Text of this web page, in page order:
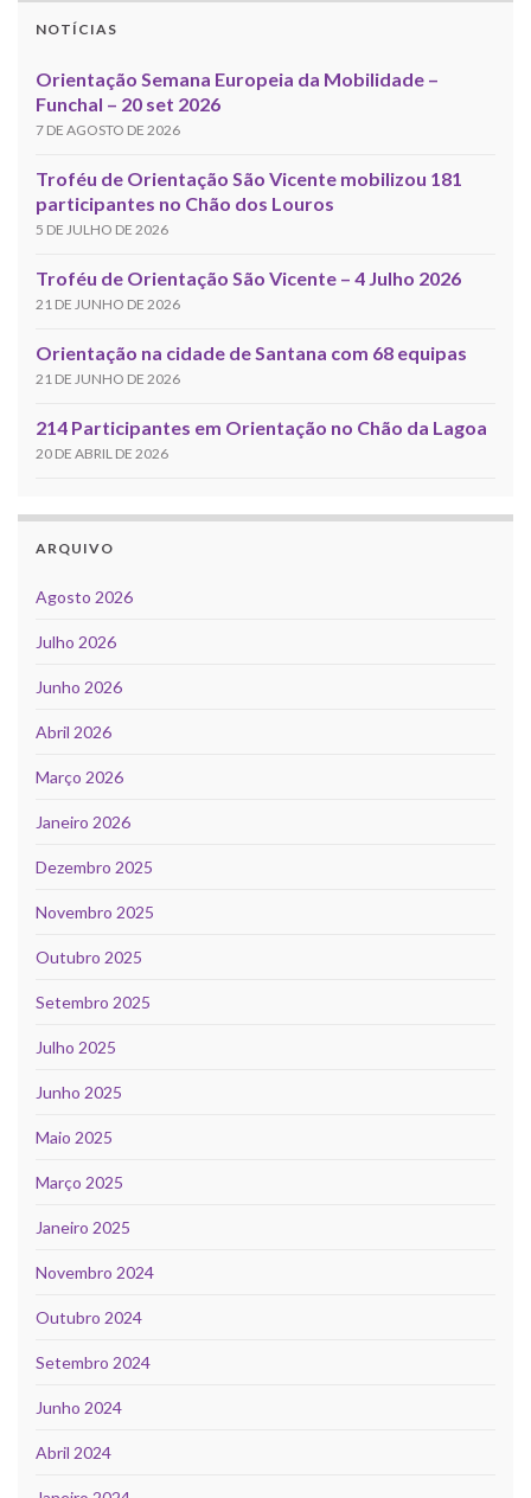
NOTÍCIAS
Orientação Semana Europeia da Mobilidade –
Funchal – 20 set 2026
7 DE AGOSTO DE 2026
Troféu de Orientação São Vicente mobilizou 181
participantes no Chão dos Louros
5 DE JULHO DE 2026
Troféu de Orientação São Vicente – 4 Julho 2026
21 DE JUNHO DE 2026
Orientação na cidade de Santana com 68 equipas
21 DE JUNHO DE 2026
214 Participantes em Orientação no Chão da Lagoa
20 DE ABRIL DE 2026
ARQUIVO
Agosto 2026
Julho 2026
Junho 2026
Abril 2026
Março 2026
Janeiro 2026
Dezembro 2025
Novembro 2025
Outubro 2025
Setembro 2025
Julho 2025
Junho 2025
Maio 2025
Março 2025
Janeiro 2025
Novembro 2024
Outubro 2024
Setembro 2024
Junho 2024
Abril 2024